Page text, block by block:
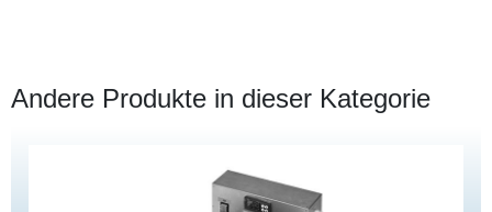
Andere Produkte in dieser Kategorie